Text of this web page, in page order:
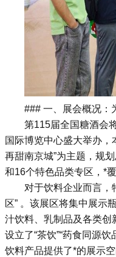
### 一、展会概况：
第115届全国糖酒会
国际博览中心盛大举办，
再甜南京城”为主题，规
和16个特色品类专区，*
对于饮料企业而言，
区” 。该展区将集中展示
汁饮料、乳制品及各类创
设立了“茶饮”“药食同源
饮料产品提供了*的展示空